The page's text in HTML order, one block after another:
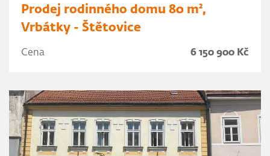
Prodej rodinného domu 80 m²,
Vrbátky - Štětovice
Cena 6 150 900 Kč